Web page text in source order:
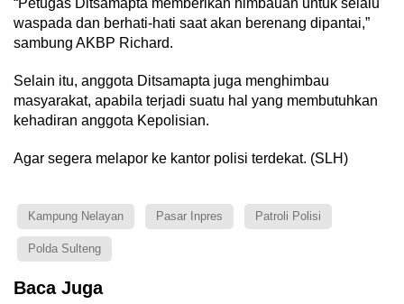
“Petugas Ditsamapta memberikan himbauan untuk selalu
waspada dan berhati-hati saat akan berenang dipantai,”
sambung AKBP Richard.
Selain itu, anggota Ditsamapta juga menghimbau
masyarakat, apabila terjadi suatu hal yang membutuhkan
kehadiran anggota Kepolisian.
Agar segera melapor ke kantor polisi terdekat. (SLH)
Kampung Nelayan Pasar Inpres Patroli Polisi
Polda Sulteng
Baca Juga